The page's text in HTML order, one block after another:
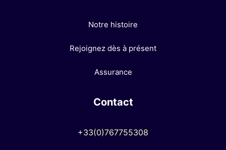
Notre histoire
Rejoignez dès à présent
Assurance
Contact
+33(0)767755308